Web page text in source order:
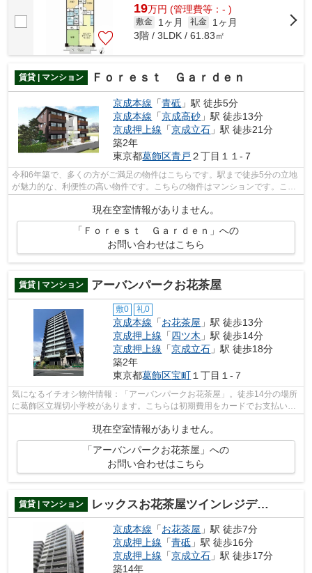
19万円 (管理費等：- )
敷金 1ヶ月 礼金
1ヶ月
3階 / 3LDK / 61.83㎡
賃貸 | マンション Ｆｏｒｅｓｔ Ｇａｒｄｅｎ
京成本線 「青砥 」駅 徒歩5分
京成本線 「京成高砂 」駅 徒歩13分
京成押上線 「京成立石 」駅 徒歩21分
築2年
東京都葛飾区青戸 ２丁目１１-７
令和6年築で、多くの方がご満足の物件はこちらです。駅まで徒歩5分の立地
が魅力的な、利便性の高い物件です。こちらの物件はマンションです。こち
現在空室情報がありません。
「Ｆｏｒｅｓｔ Ｇａｒｄｅｎ」への
お問い合わせはこちら
賃貸 | マンション アーバンパークお花茶屋
敷0 礼0
京成本線 「お花茶屋 」駅 徒歩13分
京成押上線 「四ツ木 」駅 徒歩14分
京成押上線 「京成立石 」駅 徒歩18分
築2年
東京都葛飾区宝町 １丁目１-７
気になるイチオシ物件情報：「アーバンパークお花茶屋」。徒歩14分の場所
に葛飾区立堀切小学校があります。こちらは初期費用をカードでお支払いい
ただける物件なので、支払い手続きの...
現在空室情報がありません。
「アーバンパークお花茶屋」への
お問い合わせはこちら
賃貸 | マンション レックスお花茶屋ツインレジデンスウエスト
京成本線 「お花茶屋 」駅 徒歩7分
京成押上線 「青砥 」駅 徒歩16分
京成押上線 「京成立石 」駅 徒歩17分
築14年